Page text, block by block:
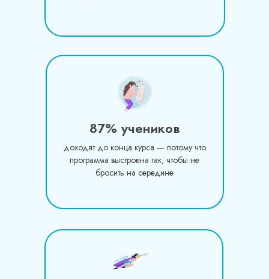
доходят до конца курса — потому что
программа выстроена так, чтобы не
бросить на середине
87% учеников